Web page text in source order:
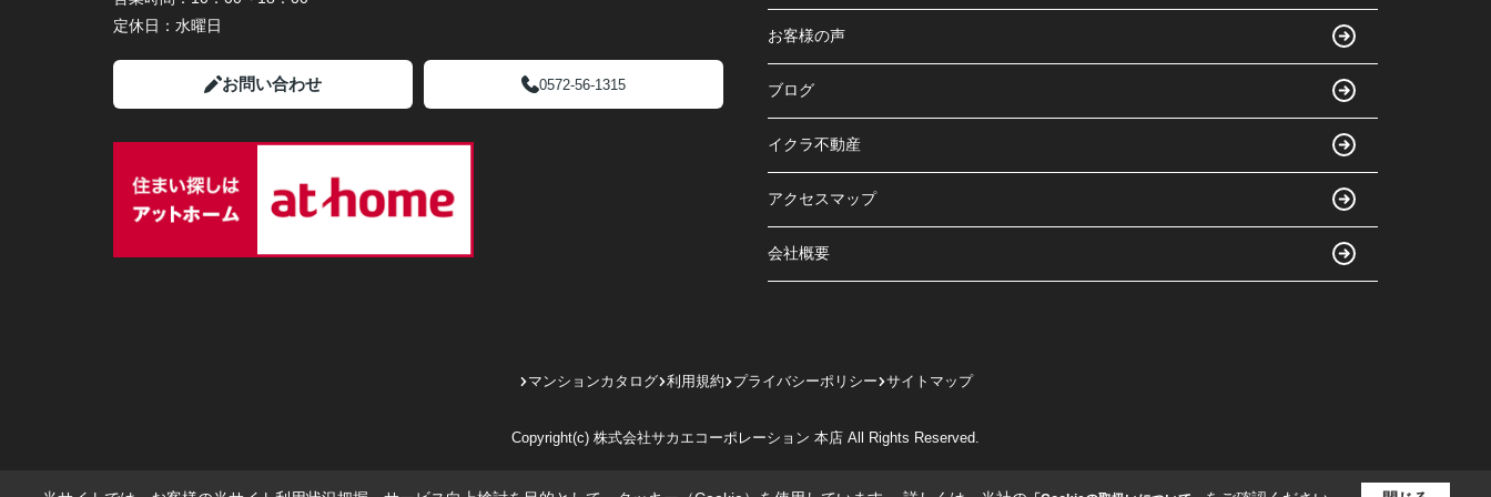
定休日： 水曜日
お問い合わせ 0572-56-1315
お客様の声
ブログ
イクラ不動産
アクセスマップ
会社概要
マンションカタログ 利用規約 プライバシーポリシー サイトマップ
Copyright(c) 株式会社サカエコーポレーション 本店 All Rights Reserved.